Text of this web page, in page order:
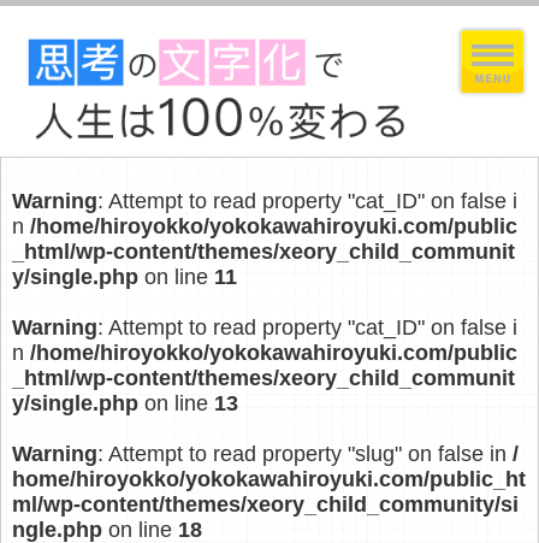
Warning: Attempt to read property "cat_ID" on false i
n /home/hiroyokko/yokokawahiroyuki.com/public
_html/wp-content/themes/xeory_child_communit
y/single.phpon line 11
Warning: Attempt to read property "cat_ID" on false i
n /home/hiroyokko/yokokawahiroyuki.com/public
_html/wp-content/themes/xeory_child_communit
y/single.phpon line 13
Warning: Attempt to read property "slug" on false in /
home/hiroyokko/yokokawahiroyuki.com/public_ht
ml/wp-content/themes/xeory_child_community/si
ngle.phpon line 18